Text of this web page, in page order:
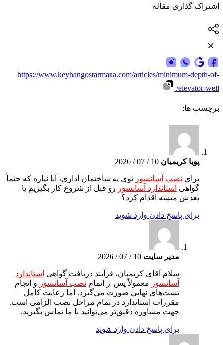
اشتراک گذاری مقاله
https://www.keyhangostarmana.com/articles/minimum-depth-of-
elevator-well/
برچسب ها:
پویا کریمیان 10 / 07 / 2026
برای نصب آسانسور توی یه ساختمان اداری، آیا نیازه که حتماً
گواهی استاندارد آسانسور رو قبل از شروع کار بگیریم یا
بعدش میشه اقدام کرد؟
برای پاسخ دادن وارد شوید
مدیر سایت 10 / 07 / 2026
سلام آقای کریمیان، فرآیند دریافت گواهی استاندارد
آسانسور معمولاً پس از اتمام نصب آسانسور و انجام
تست‌های نهایی صورت می‌گیرد. اما رعایت کامل
مقررات استاندارد در تمام مراحل نصب الزامی است.
جهت مشاوره دقیق‌تر می‌توانید با ما تماس بگیرید.
برای پاسخ دادن وارد شوید